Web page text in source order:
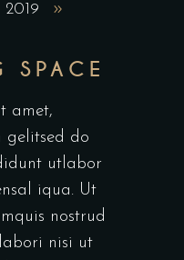
SPACE
amet,
gelitsed do
utlabor
iqua. Ut
nostrud
nisi ut